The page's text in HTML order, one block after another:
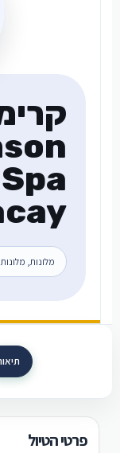
מלונות,
פרטי הטיול